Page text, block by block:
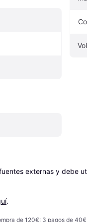
externas y debe
.
de 120€: 3 pagos de